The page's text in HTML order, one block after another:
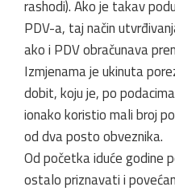
rashodi). Ako je takav
PDV-a, taj način
ako i PDV obračunava
Izmjenama je ukinuta
dobit, koju je, po
ionako koristio mali broj
od dva posto obveznika.
Od početka iduće godine
ostalo priznavati i